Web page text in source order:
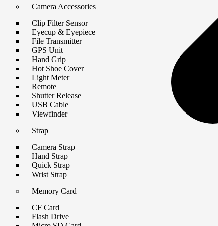
Camera Accessories
Clip Filter Sensor
Eyecup & Eyepiece
File Transmitter
GPS Unit
Hand Grip
Hot Shoe Cover
Light Meter
Remote
Shutter Release
USB Cable
Viewfinder
Strap
Camera Strap
Hand Strap
Quick Strap
Wrist Strap
Memory Card
CF Card
Flash Drive